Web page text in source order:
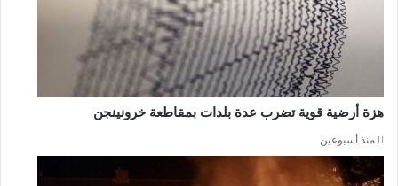
هزة أرضية قوية تضرب عدة بلدات بمقاطعة خرونينجن
منذ أسبوعين